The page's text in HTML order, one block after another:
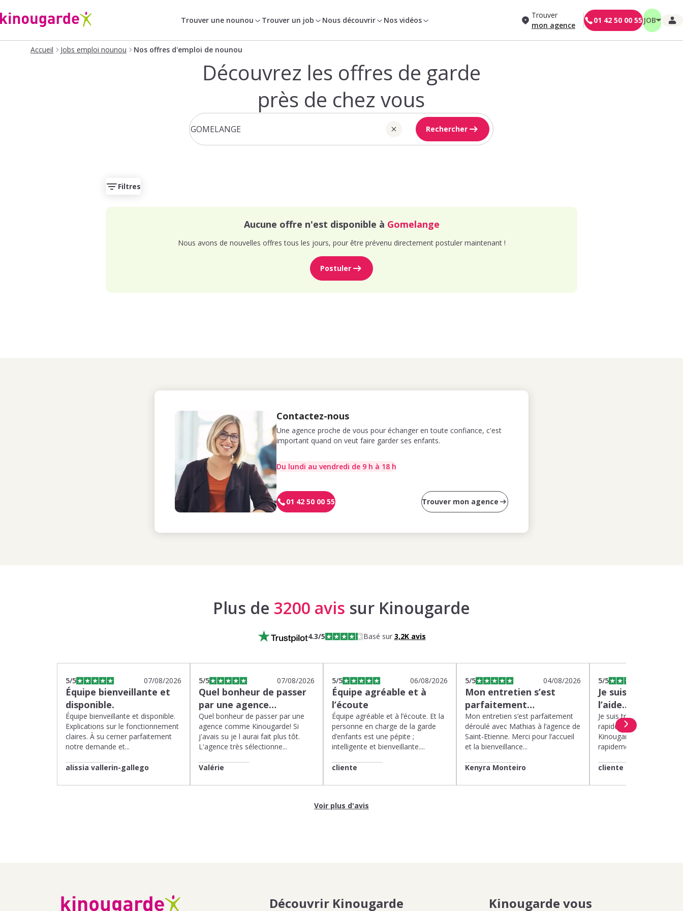
Trouver une nounou Trouver un job Nous découvrir Nos vidéos
Trouver
mon agence
01 42 50 00 55 JOB
Accueil Jobs emploi nounou Nos offres d'emploi de nounou
Découvrez les offres de garde
près de chez vous
Rechercher
Filtres
Aucune offre n'est disponible à Gomelange
Nous avons de nouvelles offres tous les jours, pour être prévenu directement postuler maintenant !
Postuler
Contactez-nous
Une agence proche de vous pour échanger en toute confiance, c'est
important quand on veut faire garder ses enfants.
Du lundi au vendredi de 9 h à 18 h
01 42 50 00 55 Trouver mon agence
Plus de 3200 avis sur Kinougarde
4.3/5 Basé sur 3,2Kavis
5/5 07/08/2026
Équipe bienveillante et
disponible.
Équipe bienveillante et disponible.
Explications sur le fonctionnement
claires. À su cerner parfaitement
notre demande et...
alissia vallerin-gallego
5/5 07/08/2026
Quel bonheur de passer
par une agence…
Quel bonheur de passer par une
agence comme Kinougarde! Si
j'avais su je l aurai fait plus tôt.
L'agence très sélectionne...
Valérie
5/5 06/08/2026
Équipe agréable et à
l’écoute
Équipe agréable et à l’écoute. Et la
personne en charge de la garde
d’enfants est une pépite ;
intelligente et bienveillante....
cliente
5/5 04/08/2026
Mon entretien s’est
parfaitement…
Mon entretien s’est parfaitement
déroulé avec Mathias à l’agence de
Saint-Etienne. Merci pour l’accueil
et la bienveillance...
Kenyra Monteiro
5/5
Je suis très
l’aide…
Je suis très satisfaite de
rapide et efficace
Kinougarde. On m’a
rapidement et une
cliente
Voir plus d'avis
Découvrir Kinougarde
Kinougarde vous